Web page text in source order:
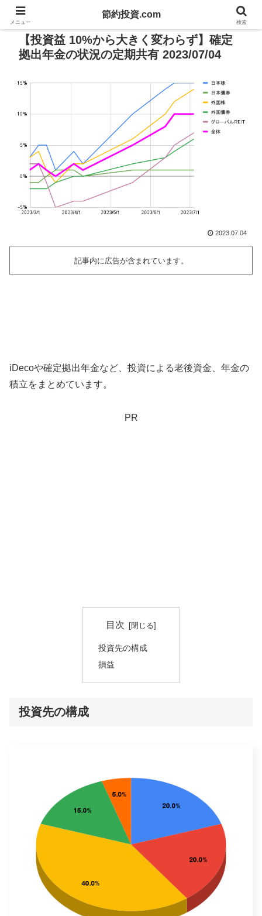
PR
【投資益 10%から大きく変わらず】確定
拠出年金の状況の定期共有 2023/07/04
2023.07.04
記事内に広告が含まれています。
iDecoや確定拠出年金など、投資による老後資金、年金の
積立をまとめています。
PR
目次
投資先の構成
損益
投資先の構成
メニュー
節約投資.com
検索